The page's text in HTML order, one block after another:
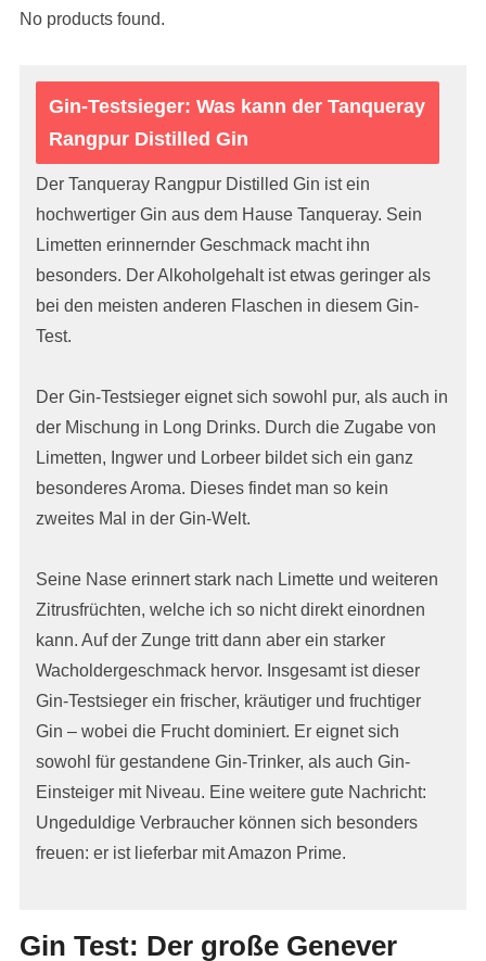
No products found.
Gin-Testsieger: Was kann der Tanqueray
Rangpur Distilled Gin
Der Tanqueray Rangpur Distilled Gin ist ein
hochwertiger Gin aus dem Hause Tanqueray. Sein
Limetten erinnernder Geschmack macht ihn
besonders. Der Alkoholgehalt ist etwas geringer als
bei den meisten anderen Flaschen in diesem Gin-
Test.
Der Gin-Testsieger eignet sich sowohl pur, als auch in
der Mischung in Long Drinks. Durch die Zugabe von
Limetten, Ingwer und Lorbeer bildet sich ein ganz
besonderes Aroma. Dieses findet man so kein
zweites Mal in der Gin-Welt.
Seine Nase erinnert stark nach Limette und weiteren
Zitrusfrüchten, welche ich so nicht direkt einordnen
kann. Auf der Zunge tritt dann aber ein starker
Wacholdergeschmack hervor. Insgesamt ist dieser
Gin-Testsieger ein frischer, kräutiger und fruchtiger
Gin – wobei die Frucht dominiert. Er eignet sich
sowohl für gestandene Gin-Trinker, als auch Gin-
Einsteiger mit Niveau. Eine weitere gute Nachricht:
Ungeduldige Verbraucher können sich besonders
freuen: er ist lieferbar mit Amazon Prime.
Gin Test: Der große Genever